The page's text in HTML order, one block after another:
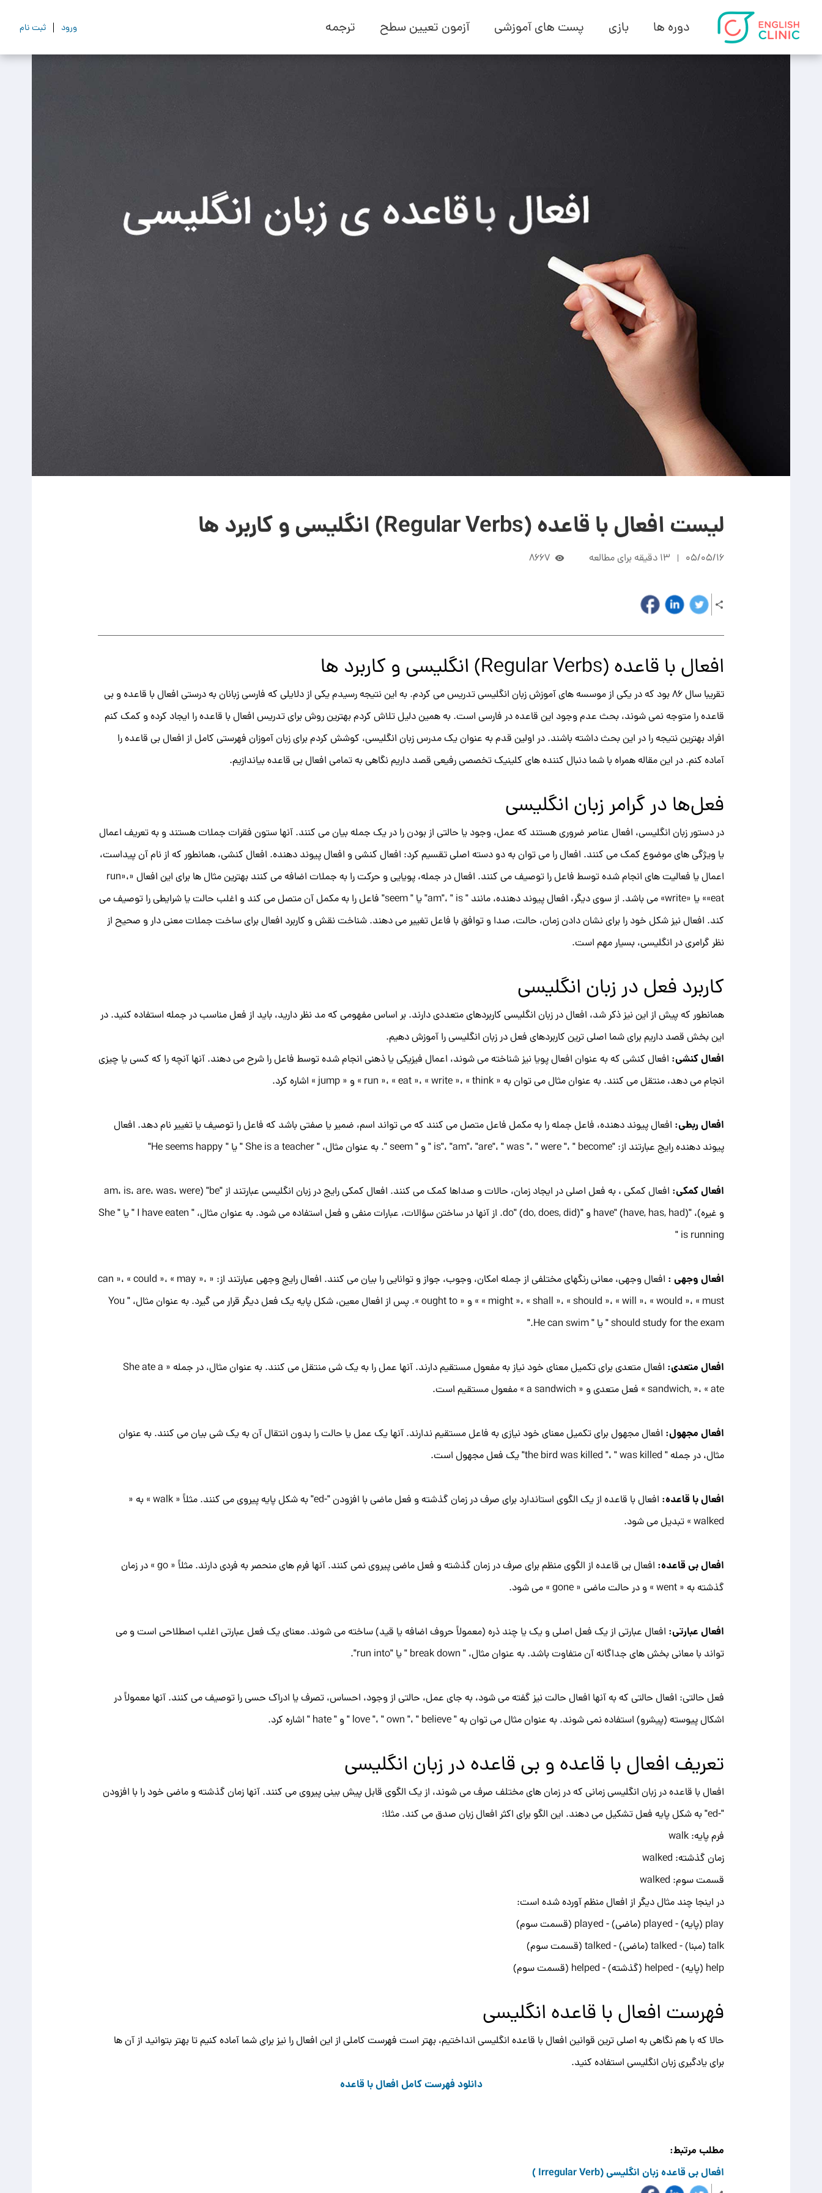
دوره ها بازی پست های آموزشی آزمون تعیین سطح ترجمه ورود ثبت نام
لیست افعال با قاعده (Regular Verbs) انگلیسی و کاربرد ها
05/05/16 13 دقیقه برای مطالعه 8667
افعال با قاعده (Regular Verbs) انگلیسی و کاربرد ها
تقریبا سال 86 بود که در یکی از موسسه های آموزش زبان انگلیسی تدریس می کردم. به این نتیجه رسیدم یکی از دلایلی که فارسی زبانان به درستی افعال با قاعده و بی
قاعده را متوجه نمی شوند، بحث عدم وجود این قاعده در فارسی است. به همین دلیل تلاش کردم بهترین روش برای تدریس افعال با قاعده را ایجاد کرده و کمک کنم
افراد بهترین نتیجه را در این بحث داشته باشند. در اولین قدم به عنوان یک مدرس زبان انگلیسی، کوشش کردم برای زبان آموزان فهرستی کامل از افعال بی قاعده را
آماده کنم. در این مقاله همراه با شما دنبال کننده های کلینیک تخصصی رفیعی قصد داریم نگاهی به تمامی افعال بی قاعده بیاندازیم.
فعل‌ها در گرامر زبان انگلیسی
در دستور زبان انگلیسی، افعال عناصر ضروری هستند که عمل، وجود یا حالتی از بودن را در یک جمله بیان می کنند. آنها ستون فقرات جملات هستند و به تعریف اعمال
یا ویژگی های موضوع کمک می کنند. افعال را می توان به دو دسته اصلی تقسیم کرد: افعال کنشی و افعال پیوند دهنده. افعال کنشی، همانطور که از نام آن پیداست،
اعمال یا فعالیت های انجام شده توسط فاعل را توصیف می کنند. افعال در جمله، پویایی و حرکت را به جملات اضافه می کنند بهترین مثال ها برای این افعال «run»،
«eat» یا «write» می باشد. از سوی دیگر، افعال پیوند دهنده، مانند " am"، " is" یا " seem" فاعل را به مکمل آن متصل می کند و اغلب حالت یا شرایطی را توصیف می
کند. افعال نیز شکل خود را برای نشان دادن زمان، حالت، صدا و توافق با فاعل تغییر می دهند. شناخت نقش و کاربرد افعال برای ساخت جملات معنی دار و صحیح از
نظر گرامری در انگلیسی، بسیار مهم است.
کاربرد فعل در زبان انگلیسی
همانطور که پیش از این نیز ذکر شد، افعال در زبان انگلیسی کاربردهای متعددی دارند. بر اساس مفهومی که مد نظر دارید، باید از فعل مناسب در جمله استفاده کنید. در
این بخش قصد داریم برای شما اصلی ترین کاربردهای فعل در زبان انگلیسی را آموزش دهیم.
افعال کنشی: افعال کنشی که به عنوان افعال پویا نیز شناخته می شوند، اعمال فیزیکی یا ذهنی انجام شده توسط فاعل را شرح می دهند. آنها آنچه را که کسی یا چیزی
انجام می دهد، منتقل می کنند. به عنوان مثال می توان به « run »، « eat »، « write »، « think » و « jump » اشاره کرد.
افعال ربطی: افعال پیوند دهنده، فاعل جمله را به مکمل فاعل متصل می کنند که می تواند اسم، ضمیر یا صفتی باشد که فاعل را توصیف یا تغییر نام دهد. افعال
پیوند دهنده رایج عبارتند از: "is"، "am"، "are"، " was "، " were "، " become " و " seem ". به عنوان مثال، " She is a teacher " یا " He seems happy"
افعال کمکی:
افعال کمکی ، به فعل اصلی در ایجاد زمان، حالات و صداها کمک می کنند. افعال کمکی رایج در زبان انگلیسی عبارتند از "be" (am، is، are، was، were
و غیره)، "have" (have, has, had) و "do" (do, does, did). از آنها در ساختن سؤالات، عبارات منفی و فعل استفاده می شود. به عنوان مثال، " I have eaten " یا " She
is running "
افعال وجهی :
افعال وجهی، معانی رنگهای مختلفی از جمله امکان، وجوب، جواز و توانایی را بیان می کنند. افعال رایج وجهی عبارتند از: « can »، « could »، « may »،
« might »، « shall »، « should »، « will »، « would »، « must » و « ought to ». پس از افعال معین، شکل پایه یک فعل دیگر قرار می گیرد. به عنوان مثال، " You
should study for the exam " یا " He can swim."
افعال متعدی:
افعال متعدی برای تکمیل معنای خود نیاز به مفعول مستقیم دارند. آنها عمل را به یک شی منتقل می کنند. به عنوان مثال، در جمله « She ate a
sandwich, »، « ate » فعل متعدی و « a sandwich » مفعول مستقیم است.
افعال مجهول: افعال مجهول برای تکمیل معنای خود نیازی به فاعل مستقیم ندارند. آنها یک عمل یا حالت را بدون انتقال آن به یک شی بیان می کنند. به عنوان
مثال، در جمله " the bird was killed "، " was killed" یک فعل مجهول است.
افعال با قاعده:
افعال با قاعده از یک الگوی استاندارد برای صرف در زمان گذشته و فعل ماضی با افزودن "-ed" به شکل پایه پیروی می کنند. مثلاً « walk » به «
walked » تبدیل می شود.
افعال بی قاعده:
افعال بی قاعده از الگوی منظم برای صرف در زمان گذشته و فعل ماضی پیروی نمی کنند. آنها فرم های منحصر به فردی دارند. مثلاً « go » در زمان
گذشته به « went » و در حالت ماضی « gone » می شود.
افعال عبارتی: افعال عبارتی از یک فعل اصلی و یک یا چند ذره (معمولاً حروف اضافه یا قید) ساخته می شوند. معنای یک فعل عبارتی اغلب اصطلاحی است و می
تواند با معانی بخش های جداگانه آن متفاوت باشد. به عنوان مثال، " break down " یا "run into".
فعل حالتی: افعال حالتی که به آنها افعال حالت نیز گفته می شود، به جای عمل، حالتی از وجود، احساس، تصرف یا ادراک حسی را توصیف می کنند. آنها معمولاً در
اشکال پیوسته (پیشرو) استفاده نمی شوند. به عنوان مثال می توان به " love "، " own "، " believe " و " hate " اشاره کرد.
تعریف افعال با قاعده و بی قاعده در زبان انگلیسی
افعال با قاعده در زبان انگلیسی زمانی که در زمان های مختلف صرف می شوند، از یک الگوی قابل پیش بینی پیروی می کنند. آنها زمان گذشته و ماضی خود را با افزودن
"-ed" به شکل پایه فعل تشکیل می دهند. این الگو برای اکثر افعال زبان صدق می کند. مثلا:
فرم پایه: walk
زمان گذشته: walked
قسمت سوم: walked
در اینجا چند مثال دیگر از افعال منظم آورده شده است:
play (پایه) - played (ماضی) - played (قسمت سوم)
talk (مبنا) - talked (ماضی) - talked (قسمت سوم)
help (پایه) - helped (گذشته) - helped (قسمت سوم)
فهرست افعال با قاعده انگلیسی
حالا که با هم نگاهی به اصلی ترین قوانین افعال با قاعده انگلیسی انداختیم، بهتر است فهرست کاملی از این افعال را نیز برای شما آماده کنیم تا بهتر بتوانید از آن ها
برای یادگیری زبان انگلیسی استفاده کنید.
دانلود فهرست کامل افعال با قاعده
مطلب مرتبط:
افعال بی قاعده زبان انگلیسی (Irregular Verb )